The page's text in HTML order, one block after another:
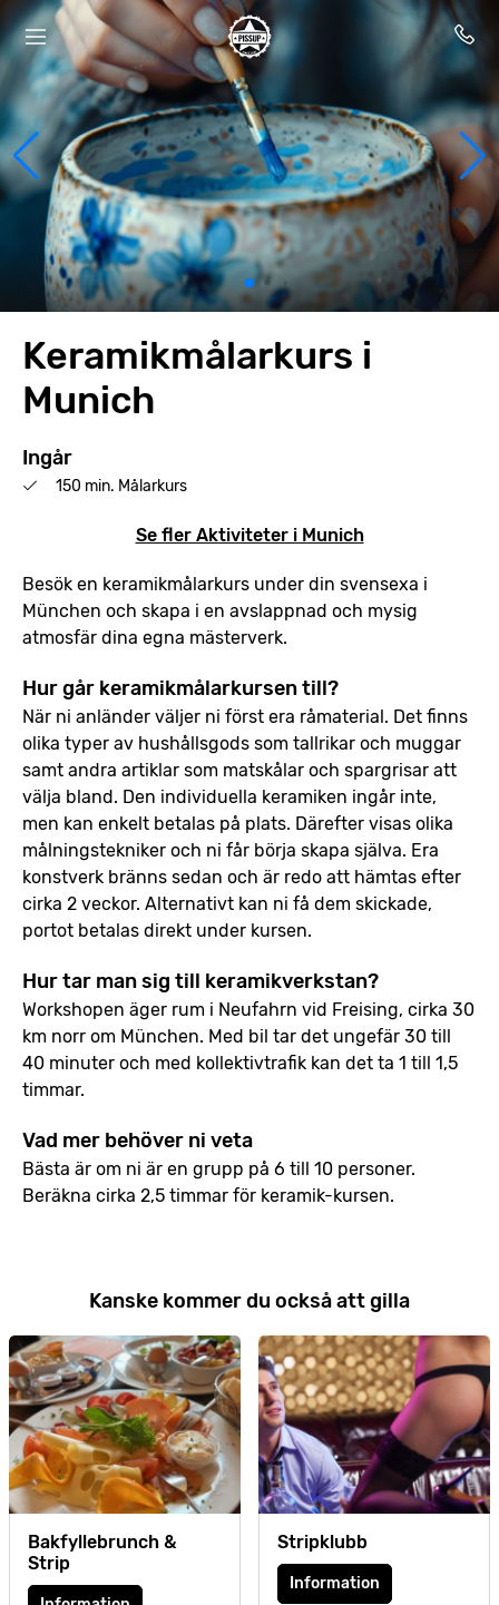
Keramikmålarkurs i
Munich
Ingår
150 min. Målarkurs
Se fler Aktiviteter i Munich
Besök en keramikmålarkurs under din svensexa i
München och skapa i en avslappnad och mysig
atmosfär dina egna mästerverk.
Hur går keramikmålarkursen till?
När ni anländer väljer ni först era råmaterial. Det finns
olika typer av hushållsgods som tallrikar och muggar
samt andra artiklar som matskålar och spargrisar att
välja bland. Den individuella keramiken ingår inte,
men kan enkelt betalas på plats. Därefter visas olika
målningstekniker och ni får börja skapa själva. Era
konstverk bränns sedan och är redo att hämtas efter
cirka 2 veckor. Alternativt kan ni få dem skickade,
portot betalas direkt under kursen.
Hur tar man sig till keramikverkstan?
Workshopen äger rum i Neufahrn vid Freising, cirka 30
km norr om München. Med bil tar det ungefär 30 till
40 minuter och med kollektivtrafik kan det ta 1 till 1,5
timmar.
Vad mer behöver ni veta
Bästa är om ni är en grupp på 6 till 10 personer.
Beräkna cirka 2,5 timmar för keramik-kursen.
Kanske kommer du också att gilla
Bakfyllebrunch &
Strip
Stripklubb
Information